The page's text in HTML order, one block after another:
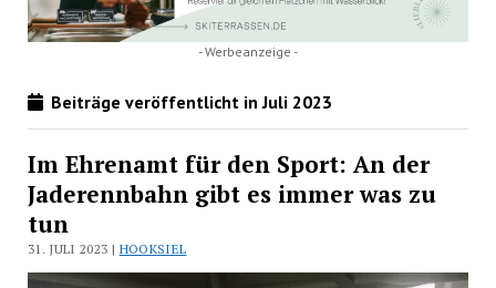
- Werbeanzeige -
Beiträge veröffentlicht in Juli 2023
Im Ehrenamt für den Sport: An der
Jaderennbahn gibt es immer was zu
tun
31. JULI 2023 | HOOKSIEL